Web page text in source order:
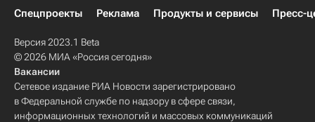
Спецпроекты
Реклама Продукты и сервисы Пресс-
Версия 2023.1 Beta
© 2026 МИА «Россия сегодня»
Вакансии
Сетевое издание РИА Новости зарегистрировано
в Федеральной службе по надзору в сфере связи,
информационных технологий и массовых коммуникаций